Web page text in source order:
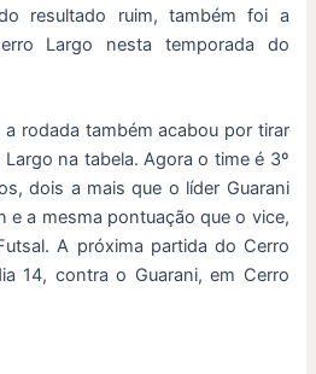
resultado ruim, também foi a
Largo nesta temporada do
rodada também acabou por tirar
na tabela. Agora o time é 3º
dois a mais que o líder Guarani
e a mesma pontuação que o vice,
A próxima partida do Cerro
14, contra o Guarani, em Cerro